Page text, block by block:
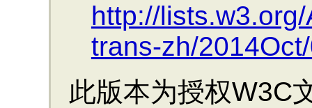
http://
trans-zh/
此版本为授权W3C